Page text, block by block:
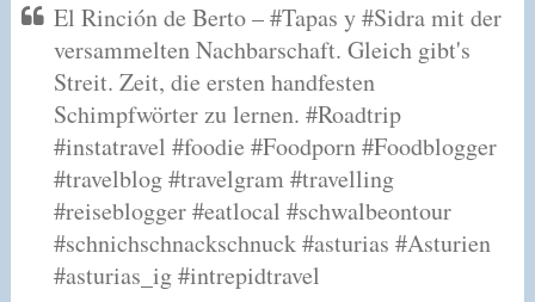
El Rinción de Berto – #Tapas y #Sidra mit der
versammelten Nachbarschaft. Gleich gibt's
Streit. Zeit, die ersten handfesten
Schimpfwörter zu lernen. #Roadtrip
#instatravel #foodie #Foodporn #Foodblogger
#travelblog #travelgram #travelling
#reiseblogger #eatlocal #schwalbeontour
#schnichschnackschnuck #asturias #Asturien
#asturias_ig #intrepidtravel